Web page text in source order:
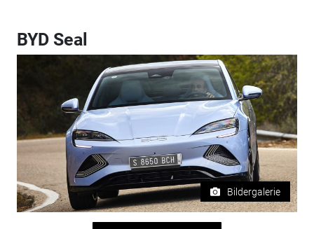
BYD Seal
Bildergalerie